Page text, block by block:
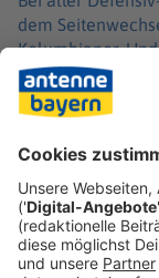
dem
Kolumbianer.
Eldor
irgendwie noch
noch
reparierte Díaz